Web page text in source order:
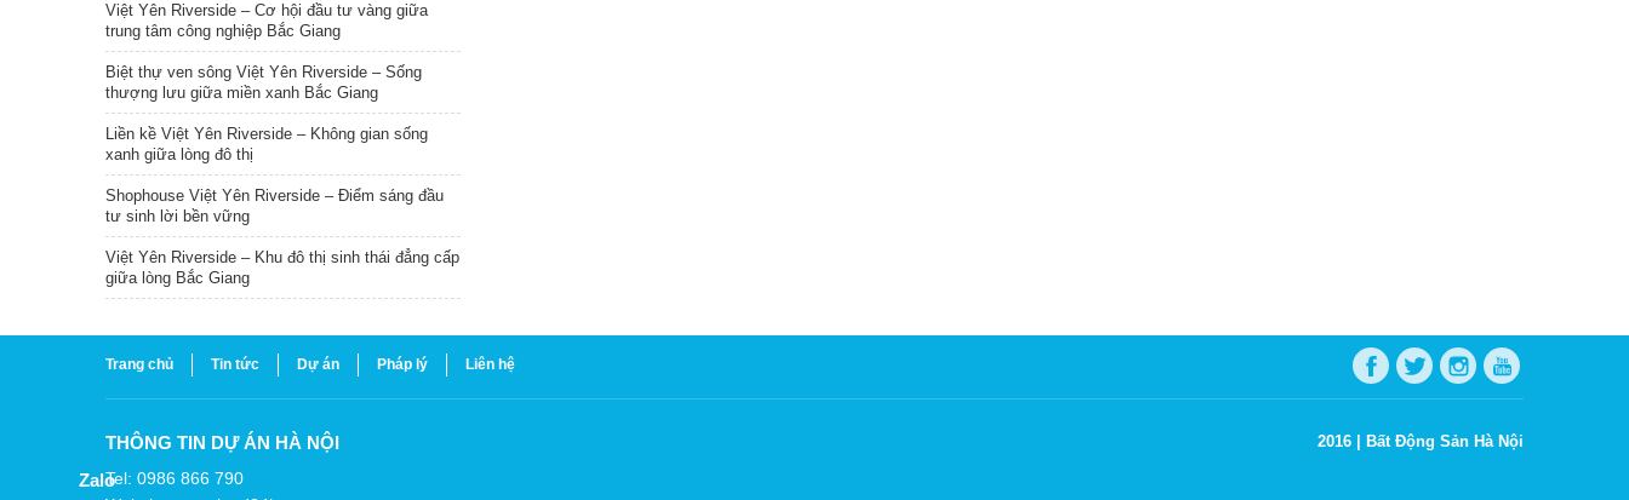
Việt Yên Riverside – Cơ hội đầu tư vàng giữa
trung tâm công nghiệp Bắc Giang
Biệt thự ven sông Việt Yên Riverside – Sống
thượng lưu giữa miền xanh Bắc Giang
Liền kề Việt Yên Riverside – Không gian sống
xanh giữa lòng đô thị
Shophouse Việt Yên Riverside – Điểm sáng đầu
tư sinh lời bền vững
Việt Yên Riverside – Khu đô thị sinh thái đẳng cấp
giữa lòng Bắc Giang
Trang chủ Tin tức Dự án Pháp lý Liên hệ
THÔNG TIN DỰ ÁN HÀ NỘI
Tel: 0986 866 790
2016 | Bất Động Sản Hà Nội
Zalo